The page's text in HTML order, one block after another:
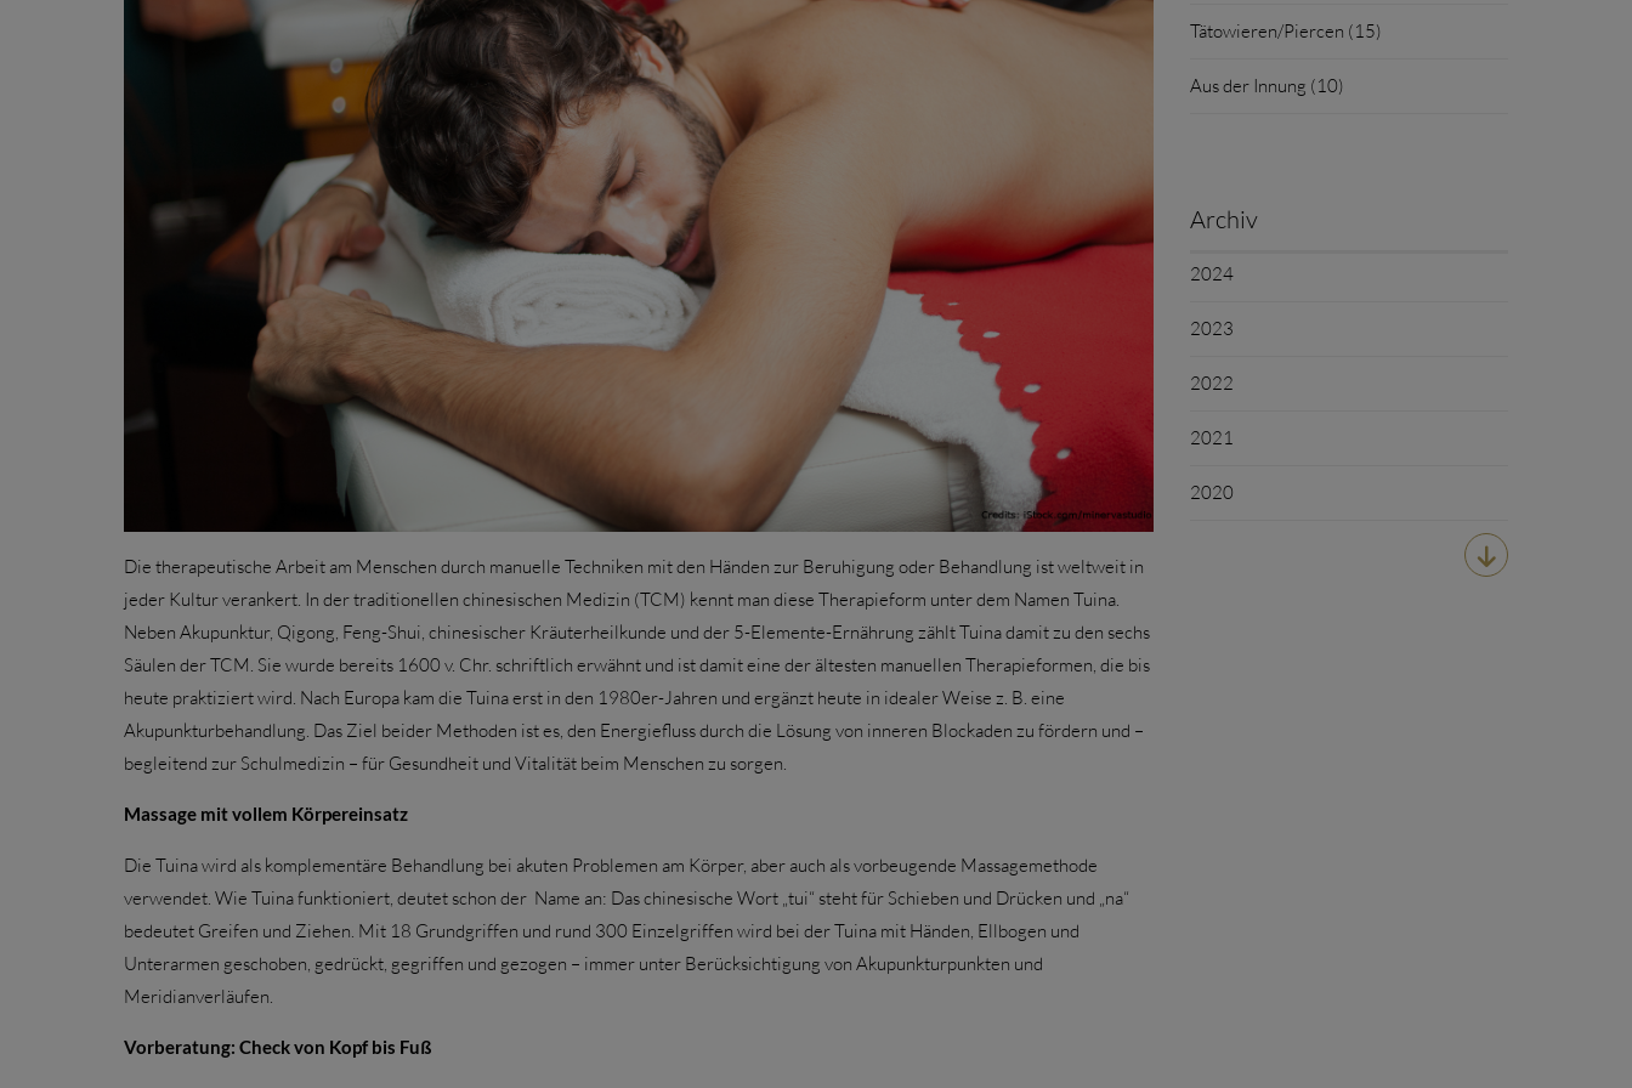
Die therapeutische Arbeit am Menschen durch manuelle Techniken mit den Händen zur Beruhigung oder Behandlung ist weltweit in
jeder Kultur verankert. In der traditionellen chinesischen Medizin (TCM) kennt man diese Therapieform unter dem Namen Tuina.
Neben Akupunktur, Qigong, Feng-Shui, chinesischer Kräuterheilkunde und der 5-Elemente-Ernährung zählt Tuina damit zu den sechs
Säulen der TCM. Sie wurde bereits 1600 v. Chr. schriftlich erwähnt und ist damit eine der ältesten manuellen Therapieformen, die bis
heute praktiziert wird. Nach Europa kam die Tuina erst in den 1980er-Jahren und ergänzt heute in idealer Weise z. B. eine
Akupunkturbehandlung. Das Ziel beider Methoden ist es, den Energiefluss durch die Lösung von inneren Blockaden zu fördern und –
begleitend zur Schulmedizin – für Gesundheit und Vitalität beim Menschen zu sorgen.
Massage mit vollem Körpereinsatz
Die Tuina wird als komplementäre Behandlung bei akuten Problemen am Körper, aber auch als vorbeugende Massagemethode
verwendet. Wie Tuina funktioniert, deutet schon der Name an: Das chinesische Wort „tui“ steht für Schieben und Drücken und „na“
bedeutet Greifen und Ziehen. Mit 18 Grundgriffen und rund 300 Einzelgriffen wird bei der Tuina mit Händen, Ellbogen und
Unterarmen geschoben, gedrückt, gegriffen und gezogen – immer unter Berücksichtigung von Akupunkturpunkten und
Meridianverläufen.
Vorberatung: Check von Kopf bis Fuß
Tätowieren/Piercen (15)
Aus der Innung (10)
Archiv
2024
2023
2022
2021
2020
